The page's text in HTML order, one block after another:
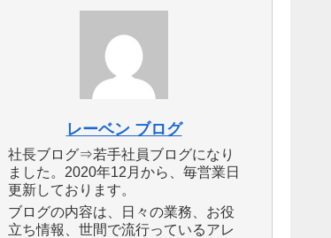
レーベン ブログ
社長ブログ⇒若手社員ブログになり
ました。2020年12月から、毎営業日
更新しております。
ブログの内容は、日々の業務、お役
立ち情報、世間で流行っているアレ